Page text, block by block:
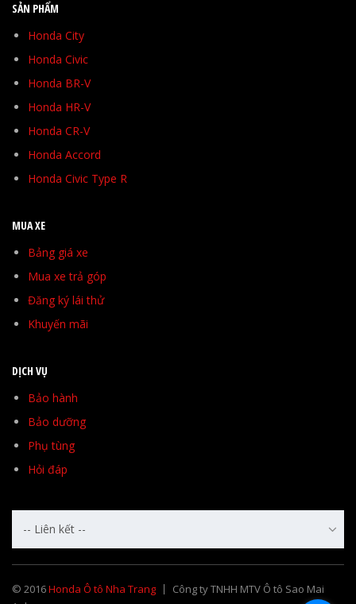
SẢN PHẨM
Honda City
Honda Civic
Honda BR-V
Honda HR-V
Honda CR-V
Honda Accord
Honda Civic Type R
MUA XE
Bảng giá xe
Mua xe trả góp
Đăng ký lái thử
Khuyến mãi
DỊCH VỤ
Bảo hành
Bảo dưỡng
Phụ tùng
Hỏi đáp
-- Liên kết --
© 2016Honda Ô tô Nha Trang
Công ty TNHH MTV Ô tô Sao Mai